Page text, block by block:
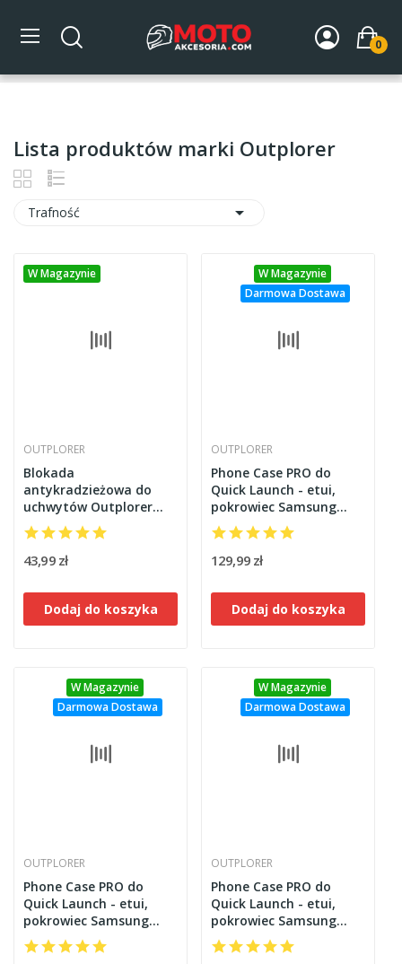
0
Strona główna Marki Outplorer
W magazynie
AKCESORIA ROWEROWE
DLA MOTOCYKLA
Czarny
Stalowy
Lista produktów marki Outplorer
Trafność 
W Magazynie
OUTPLORER
Blokada
antykradzieżowa do
uchwytów Outplorer
AT10
43,99 zł
Dodaj do koszyka
W Magazynie
Darmowa Dostawa
OUTPLORER
Phone Case PRO do
Quick Launch - etui,
pokrowiec Samsung
Galaxy S23 Ultra
Outplorer QPS23U
129,99 zł
Dodaj do koszyka
W Magazynie
Darmowa Dostawa
OUTPLORER
Phone Case PRO do
Quick Launch - etui,
pokrowiec Samsung
Galaxy S24 Outplorer
QPS24
W Magazynie
Darmowa Dostawa
OUTPLORER
Phone Case PRO do
Quick Launch - etui,
pokrowiec Samsung
Galaxy S24+ plus
Outplorer QPS24P